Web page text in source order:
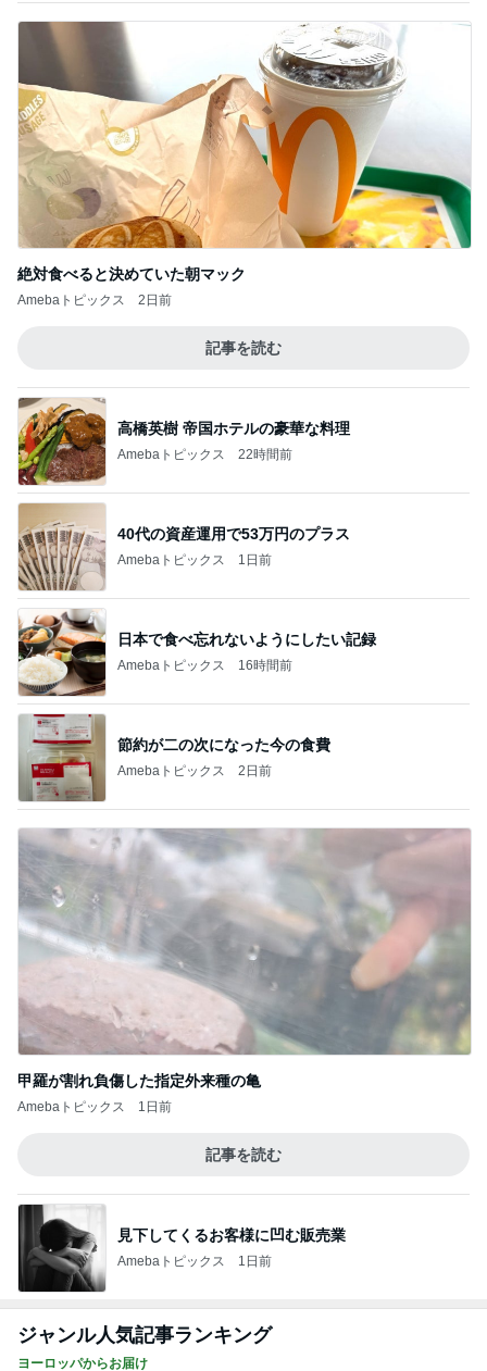
絶対食べると決めていた朝マック
Amebaトピックス 2日前
記事を読む
高橋英樹 帝国ホテルの豪華な料理
Amebaトピックス 22時間前
40代の資産運用で53万円のプラス
Amebaトピックス 1日前
日本で食べ忘れないようにしたい記録
Amebaトピックス 16時間前
節約が二の次になった今の食費
Amebaトピックス 2日前
甲羅が割れ負傷した指定外来種の亀
Amebaトピックス 1日前
記事を読む
見下してくるお客様に凹む販売業
Amebaトピックス 1日前
ジャンル人気記事ランキング
ヨーロッパからお届け